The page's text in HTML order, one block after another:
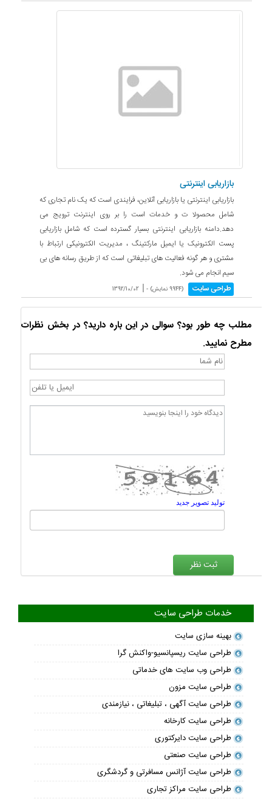
بازاریابی اینترنتی
بازاریابی اینترنتی یا بازاریابی آنلاین، فرایندی است که یک نام تجاری که
شامل محصولا ت و خدمات است را بر روی اینترنت ترویج می
دهد.دامنه بازاریابی اینترنتی بسیار گسترده است که شامل بازاریابی
پست الکترونیک یا ایمیل مارکتینگ ، مدیریت الکترونیکی ارتباط با
مشتری و هر گونه فعالیت های تبلیغاتی است که از طریق رسانه های بی
سیم انجام می شود.
طراحی سایت (9944 نمایش) - |
1392/10/02
مطلب چه طور بود؟ سوالی در این باره دارید؟ در بخش نظرات
مطرح نمایید.
تولید تصویر جدید
خدمات طراحی سایت
بهینه سازی سایت
طراحی سایت ریسپانسیو-واکنش گرا
طراحی وب سایت های خدماتی
طراحی سایت مزون
طراحی سایت آگهی ، تبلیغاتی ، نیازمندی
طراحی سایت کارخانه
طراحی سایت دایرکتوری
طراحی سایت صنعتی
طراحی سایت آژانس مسافرتی و گردشگری
طراحی سایت مراکز تجاری